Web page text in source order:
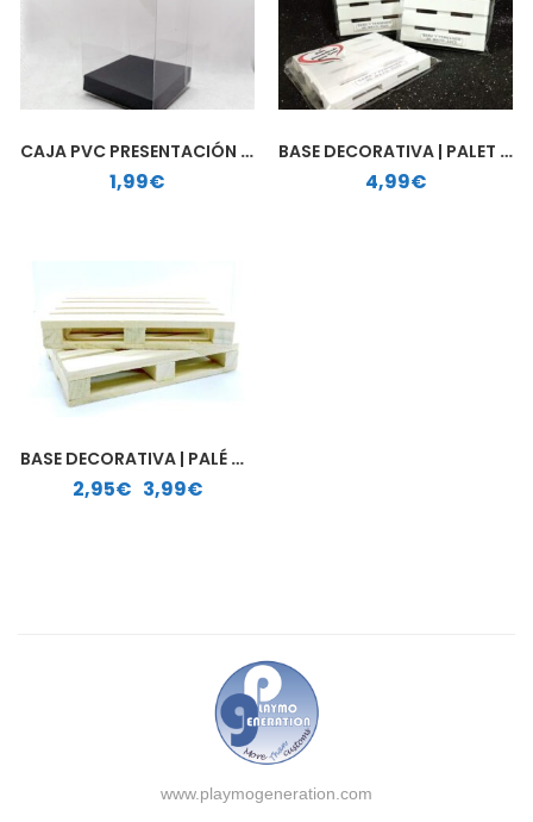
CAJA PVC PRESENTACIÓN REGALO
1,99€
BASE DECORATIVA | PALET MADERA
4,99€
BASE DECORATIVA | PALÉ MADERA
2,95€ 3,99€
Rango de precios: desde 2,95€ hasta 3,99€
www.playmogeneration.com